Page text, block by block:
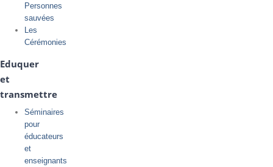
Personnes
sauvées
Les
Cérémonies
Eduquer
et
transmettre
Séminaires
pour
éducateurs
et
enseignants